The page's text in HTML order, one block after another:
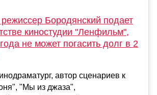
Бородянский подает
киностудии "Ленфильм",
не может погасить долг в 2
автор сценариев к
"Мы из джаза",